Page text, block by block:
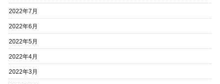
2022年7月
2022年6月
2022年5月
2022年4月
2022年3月